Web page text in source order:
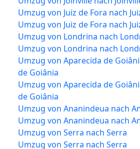
Umzug von Juiz de Fora nach
Umzug von Juiz de Fora nach
Umzug von Londrina nach
Umzug von Londrina nach
Umzug von Aparecida de
de Goiânia
Umzug von Aparecida de
de Goiânia
Umzug von Ananindeua nach
Umzug von Ananindeua nach
Umzug von Serra nach Serra
Umzug von Serra nach Serra